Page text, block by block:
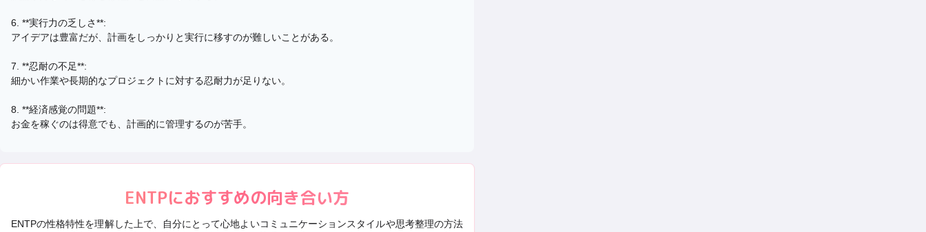
6. **実行力の乏しさ**:
アイデアは豊富だが、計画をしっかりと実行に移すのが難しいことがある。
7. **忍耐の不足**:
細かい作業や長期的なプロジェクトに対する忍耐力が足りない。
8. **経済感覚の問題**:
お金を稼ぐのは得意でも、計画的に管理するのが苦手。
ENTPにおすすめの向き合い方
ENTPの性格特性を理解した上で、自分にとって心地よいコミュニケーションスタイルや思考整理の方法